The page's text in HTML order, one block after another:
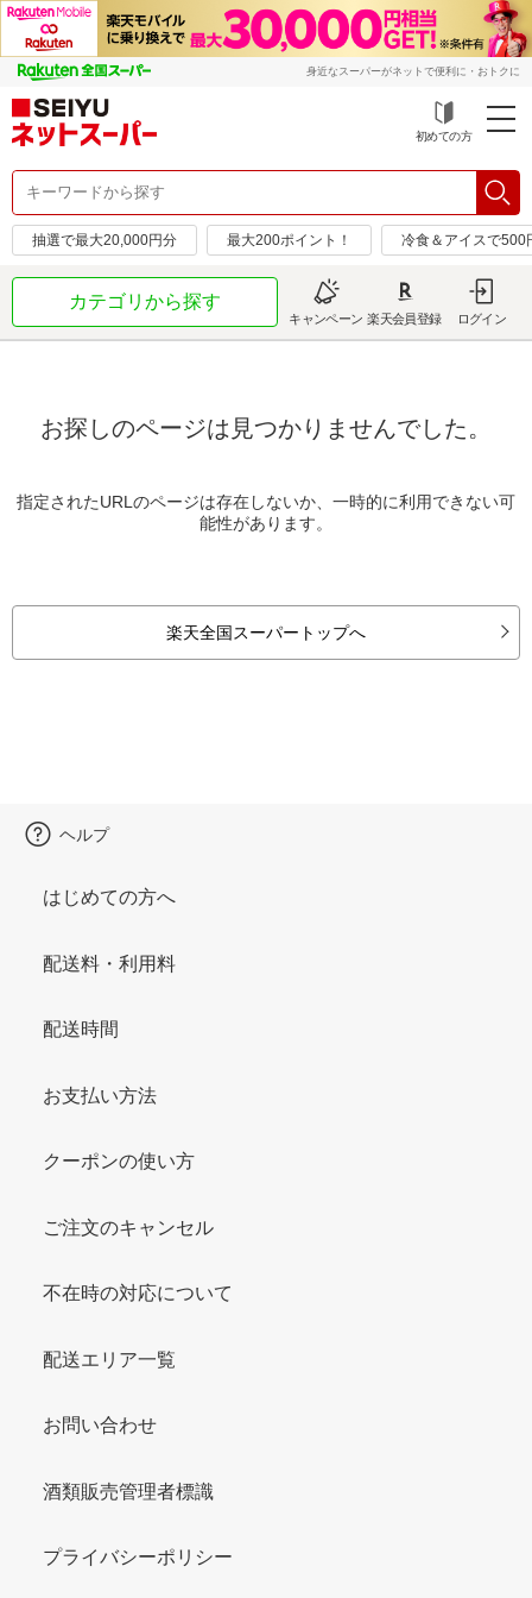
身近なスーパーがネットで便利に・おトクに
初めての方
抽選で最大20,000円分 最大200ポイント！ 冷食＆アイスで500
カテゴリから探す
キャンペーン 楽天会員登録 ログイン
お探しのページは見つかりませんでした。
指定されたURLのページは存在しないか、一時的に利用できない可
能性があります。
楽天全国スーパートップへ
ヘルプ
はじめての方へ
配送料・利用料
配送時間
お支払い方法
クーポンの使い方
ご注文のキャンセル
不在時の対応について
配送エリア一覧
お問い合わせ
酒類販売管理者標識
プライバシーポリシー